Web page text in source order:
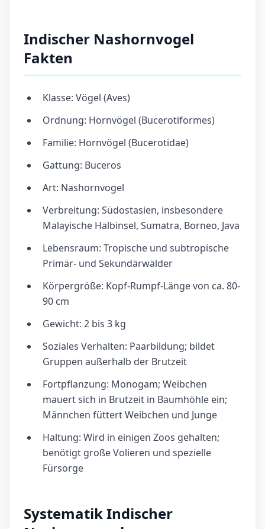
Indischer Nashornvogel
Fakten
Klasse: Vögel (Aves)
Ordnung: Hornvögel (Bucerotiformes)
Familie: Hornvögel (Bucerotidae)
Gattung: Buceros
Art: Nashornvogel
Verbreitung: Südostasien, insbesondere
Malayische Halbinsel, Sumatra, Borneo, Java
Lebensraum: Tropische und subtropische
Primär- und Sekundärwälder
Körpergröße: Kopf-Rumpf-Länge von ca. 80-
90 cm
Gewicht: 2 bis 3 kg
Soziales Verhalten: Paarbildung; bildet
Gruppen außerhalb der Brutzeit
Fortpflanzung: Monogam; Weibchen
mauert sich in Brutzeit in Baumhöhle ein;
Männchen füttert Weibchen und Junge
Haltung: Wird in einigen Zoos gehalten;
benötigt große Volieren und spezielle
Fürsorge
Systematik Indischer